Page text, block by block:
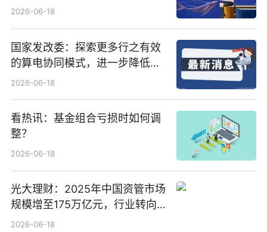
置、纯水冷却单元和特种换热器
2026-06-18
国家发改委：探索更多行之有效
的算电协同模式，进一步降低网
络传输时延_最资讯
2026-06-18
看热讯：基金组合亏损时如何调
整？
2026-06-18
光大理财：2025年中国资管市场
规模增至175万亿元，行业转向
“量质并重”
2026-06-18